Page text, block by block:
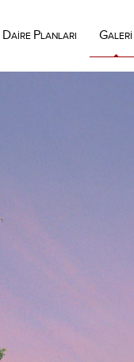
DAİRE PLANLARI GALERİ